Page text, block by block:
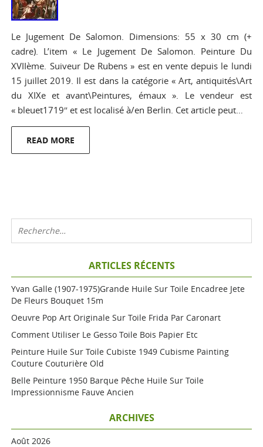
Le Jugement De Salomon. Dimensions: 55 x 30 cm (+
cadre). L’item « Le Jugement De Salomon. Peinture Du
XVIIème. Suiveur De Rubens » est en vente depuis le lundi
15 juillet 2019. Il est dans la catégorie « Art, antiquités\Art
du XIXe et avant\Peintures, émaux ». Le vendeur est
« bleuet1719″ et est localisé à/en Berlin. Cet article peut…
READ MORE
ARTICLES RÉCENTS
Yvan Galle (1907-1975)grande Huile Sur Toile Encadree Jete
De Fleurs Bouquet 15m
Oeuvre Pop Art Originale Sur Toile Frida Par Caronart
Comment Utiliser Le Gesso Toile Bois Papier Etc
Peinture Huile Sur Toile Cubiste 1949 Cubisme Painting
Couture Couturière Old
Belle Peinture 1950 Barque Pêche Huile Sur Toile
Impressionnisme Fauve Ancien
ARCHIVES
Août 2026